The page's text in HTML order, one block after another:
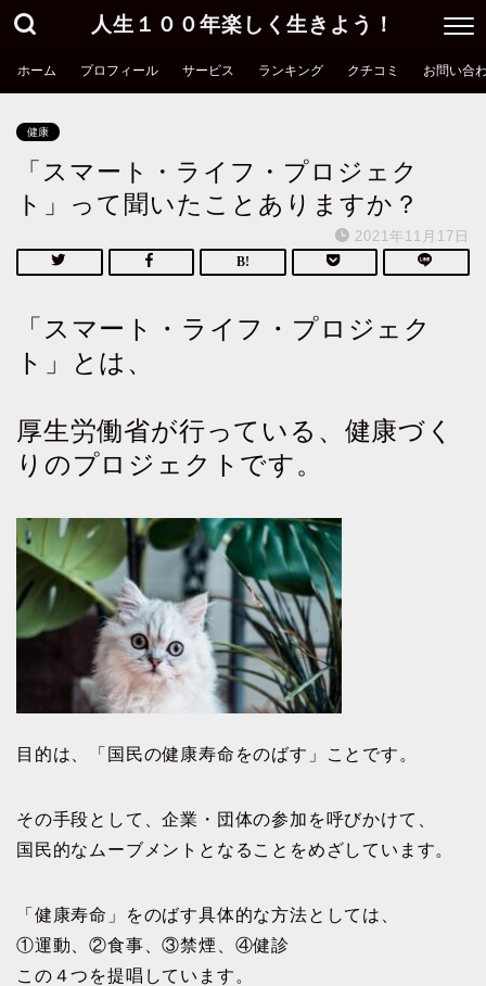
人生１００年楽しく生きよう！
ホーム プロフィール サービス ランキング クチコミ お問い合
健康
「スマート・ライフ・プロジェク
ト」って聞いたことありますか？
2021年11月17日
「スマート・ライフ・プロジェク
ト」とは、
厚生労働省が行っている、健康づく
りのプロジェクトです。
目的は、「国民の健康寿命をのばす」ことです。
その手段として、企業・団体の参加を呼びかけて、
国民的なムーブメントとなることをめざしています。
「健康寿命」をのばす具体的な方法としては、
①運動、②食事、③禁煙、④健診
この４つを提唱しています。